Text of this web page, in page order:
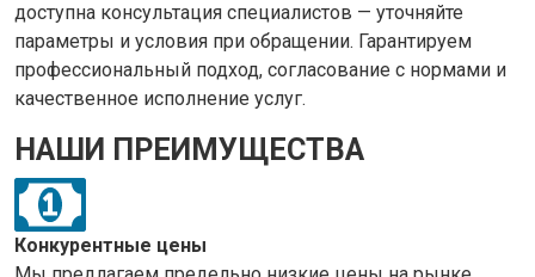
доступна консультация специалистов — уточняйте
параметры и условия при обращении. Гарантируем
профессиональный подход, согласование с нормами и
качественное исполнение услуг.
НАШИ ПРЕИМУЩЕСТВА
Конкурентные цены